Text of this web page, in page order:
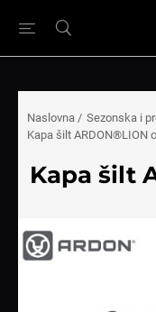
Naslovna / Sezonska i
Kapa šilt ARDON®LION
Kapa šilt